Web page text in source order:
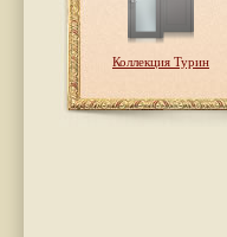
Коллекция Турин